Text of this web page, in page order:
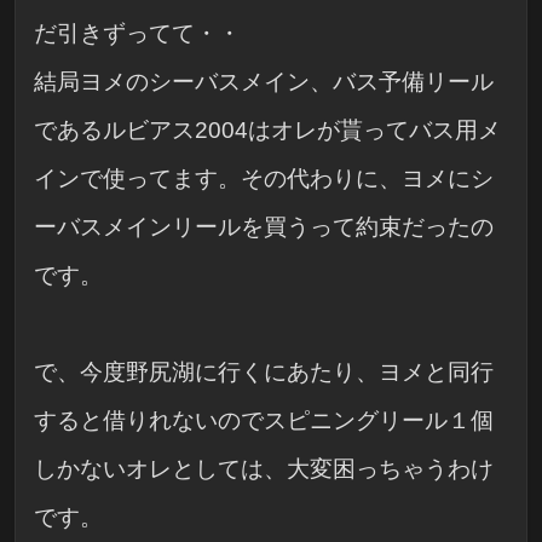
だ引きずってて・・
結局ヨメのシーバスメイン、バス予備リール
であるルビアス2004はオレが貰ってバス用メ
インで使ってます。その代わりに、ヨメにシ
ーバスメインリールを買うって約束だったの
です。
で、今度野尻湖に行くにあたり、ヨメと同行
すると借りれないのでスピニングリール１個
しかないオレとしては、大変困っちゃうわけ
です。